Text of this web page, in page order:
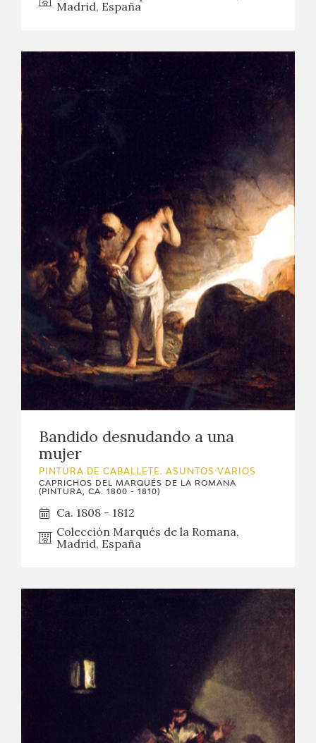
Madrid, España
Bandido desnudando a una
mujer
PINTURA DE CABALLETE. ASUNTOS VARIOS
CAPRICHOS DEL MARQUÉS DE LA ROMANA
(PINTURA, CA. 1800 - 1810)
Ca. 1808 - 1812
Colección Marqués de la Romana,
Madrid, España